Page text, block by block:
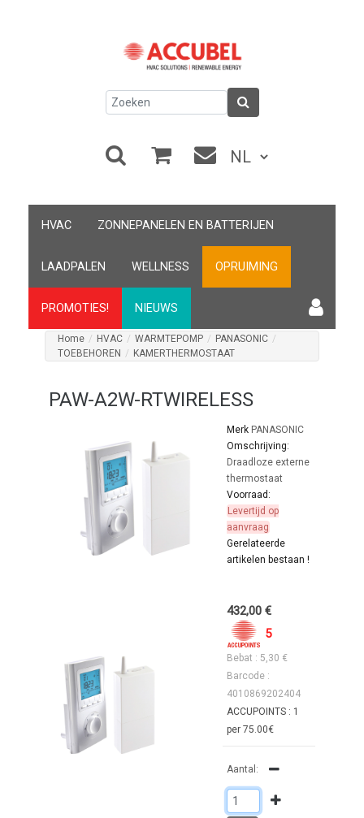
HVAC ZONNEPANELEN EN BATTERIJEN
LAADPALEN WELLNESS OPRUIMING
PROMOTIES! NIEUWS
Home / HVAC / WARMTEPOMP / PANASONIC /
TOEBEHOREN / KAMERTHERMOSTAAT
PAW-A2W-RTWIRELESS
Merk PANASONIC
Omschrijving:
Draadloze externe
thermostaat
Voorraad:
Levertijd op
aanvraag
Gerelateerde
artikelen bestaan !
432,00 €
5
Bebat : 5,30 €
Barcode :
4010869202404
ACCUPOINTS : 1
per 75.00€
Aantal: